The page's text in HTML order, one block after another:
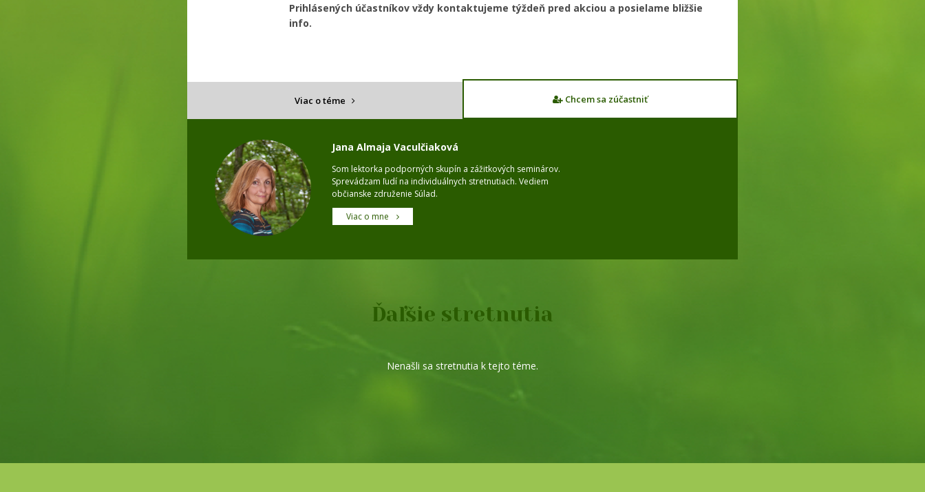
Prihlásených účastníkov vždy kontaktujeme týždeň pred akciou a posielame bližšie
info.
Chcem sa zúčastniť
Viac o téme
Jana Almaja Vaculčiaková
Som lektorka podporných skupín a zážitkových seminárov.
Sprevádzam ľudí na individuálnych stretnutiach. Vediem
občianske združenie Súlad.
Viac o mne
Ďaľšie stretnutia
Nenašli sa stretnutia k tejto téme.